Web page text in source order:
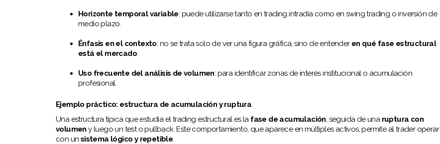
Horizonte temporal variable: puede utilizarse tanto en trading intradía como en swing trading o inversión de
medio plazo.
Énfasis en el contexto: no se trata solo de ver una figura gráfica, sino de entender en qué fase estructural
está el mercado.
Uso frecuente del análisis de volumen: para identificar zonas de interés institucional o acumulación
profesional.
Ejemplo práctico: estructura de acumulación y ruptura
Una estructura típica que estudia el trading estructural es la fase de acumulación, seguida de una ruptura con
volumen y luego un test o pullback. Este comportamiento, que aparece en múltiples activos, permite al trader operar
con un sistema lógico y repetible.